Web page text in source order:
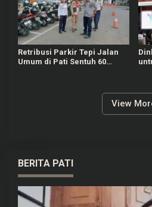
Retribusi Parkir Tepi Jalan
Umum di Pati Sentuh 60
View
BERITA PATI